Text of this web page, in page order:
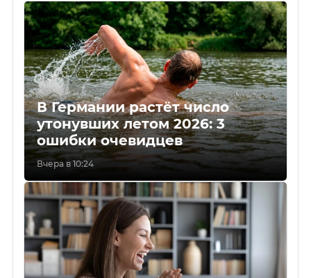
В Германии растёт число
утонувших летом 2026: 3
ошибки очевидцев
Вчера в 10:24